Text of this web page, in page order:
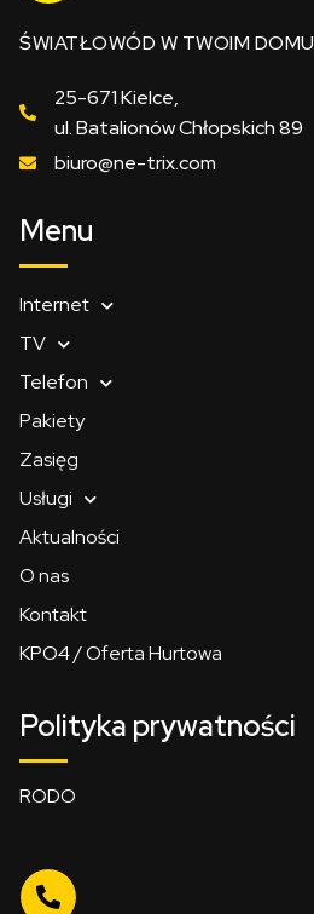
ŚWIATŁOWÓD W TWOIM DOMU
25-671 Kielce,
ul. Batalionów Chłopskich 89
biuro@ne-trix.com
Menu
Internet
TV
Telefon
Pakiety
Zasięg
Usługi
Aktualności
O nas
Kontakt
KPO4 / Oferta Hurtowa
Polityka prywatności
RODO